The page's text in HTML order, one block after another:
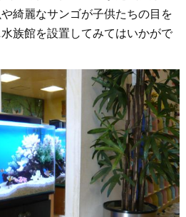
綺麗なサンゴが子供たちの目を
族館を設置してみてはいかがで